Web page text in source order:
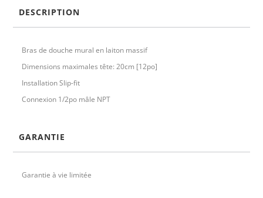
DESCRIPTION
Bras de douche mural en laiton massif
Dimensions maximales tête: 20cm [12po]
Installation Slip-fit
Connexion 1/2po mâle NPT
GARANTIE
Garantie à vie limitée